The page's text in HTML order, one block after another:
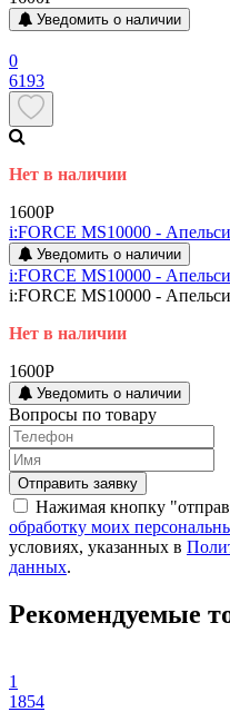
Уведомить о наличии
0
6193
Нет в наличии
1600P
i:FORCE MS10000 -
Уведомить о наличии
i:FORCE MS10000 -
i:FORCE MS10000 -
Нет в наличии
1600P
Уведомить о наличии
Вопросы по товару
Отправить заявку
Нажимая кнопку
обработку моих
условиях, указанных в
данных.
Рекомендуемые
1
1854